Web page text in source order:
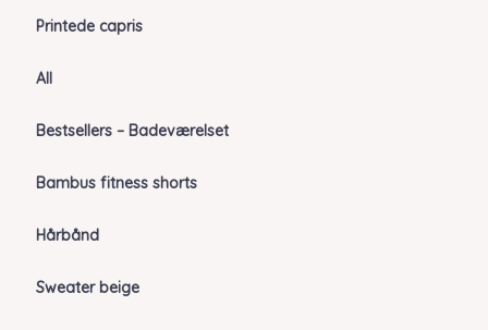
Printede capris
All
Bestsellers – Badeværelset
Bambus fitness shorts
Hårbånd
Sweater beige